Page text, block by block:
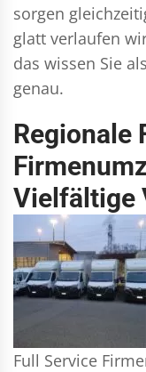
sorgen
glatt verlaufen
das wissen Sie
genau.
Regionale
Vielfältige
Full Service